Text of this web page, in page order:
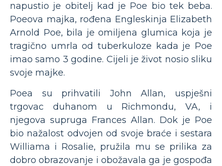
napustio je obitelj kad je Poe bio tek beba.
Poeova majka, rođena Engleskinja Elizabeth
Arnold Poe, bila je omiljena glumica koja je
tragično umrla od tuberkuloze kada je Poe
imao samo 3 godine. Cijeli je život nosio sliku
svoje majke.
Poea su prihvatili John Allan, uspješni
trgovac duhanom u Richmondu, VA, i
njegova supruga Frances Allan. Dok je Poe
bio nažalost odvojen od svoje braće i sestara
Williama i Rosalie, pružila mu se prilika za
dobro obrazovanje i obožavala ga je gospođa